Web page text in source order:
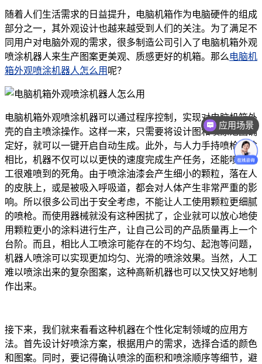
随着人们生活需求的日益提升，电脑机箱作为电脑硬件的组成
部分之一，其外观设计也越来越受到人们的关注。为了满足不
同用户对电脑外观的需求，很多制造公司引入了电脑机箱外观
喷涂机器人来生产图案更美观、质感更好的机箱。那么电脑机
箱外观喷涂机器人怎么用 呢？
电脑机箱外观喷涂机器可以通过程序控制，实现对电脑机箱外
壳的自主喷涂操作。这样一来，只需要将设计图和喷涂范围确
定好，就可以一键开启自动生成。此外，与人力手持喷枪喷涂
相比，机器不仅可以以更快的速度完成生产任务，还能喷到人
工很难喷到的死角。由于喷涂油漆会产生细小的颗粒，落在人
的皮肤上，或是被吸入呼吸道，都会对人体产生非常严重的影
响。所以很多公司出于安全考虑，不能让人工使用颗粒更细腻
的喷枪。而使用器械就没有这种困扰了，企业就可以放心地使
用颗粒更小的涂料进行生产，让自己公司的产品质量再上一个
台阶。而且，相比人工喷涂可能存在的不均匀、起泡等问题，
机器人喷涂可以实现更加均匀、光滑的喷涂效果。当然，人工
难以喷涂出来的复杂图案，这种高新机器也可以又快又好地制
作出来。
接下来，我们就来看看这种机器在个性化定制领域的应用方
法。首先设计好喷涂方案，根据用户的需求，选择合适的颜色
和图案。同时，要记得确认喷涂的面积和喷涂顺序等细节，避
应用场景
价格咨询